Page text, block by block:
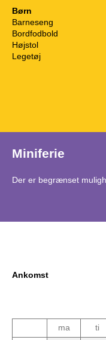
Børn
Barneseng
Bordfodbold
Højstol
Legetøj
Miniferie
Der er begrænset
Ankomst
ma
ti